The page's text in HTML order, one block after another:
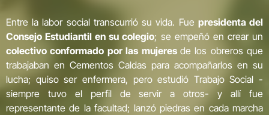
Entre la labor social transcurrió su vida. Fue presidenta del
Consejo Estudiantil en su colegio; se empeñó en crear un
colectivo conformado por las mujeres de los obreros que
trabajaban en Cementos Caldas para acompañarlos en su
lucha; quiso ser enfermera, pero estudió Trabajo Social -
siempre tuvo el perfil de servir a otros- y allí fue
representante de la facultad; lanzó piedras en cada marcha